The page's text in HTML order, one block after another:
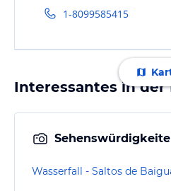
1-8099585415
Interessantes in der
Wasserfall - Saltos de